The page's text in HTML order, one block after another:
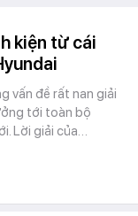
kiện từ cái
vấn đề rất nan giải
tới toàn bộ
Lời giải của…